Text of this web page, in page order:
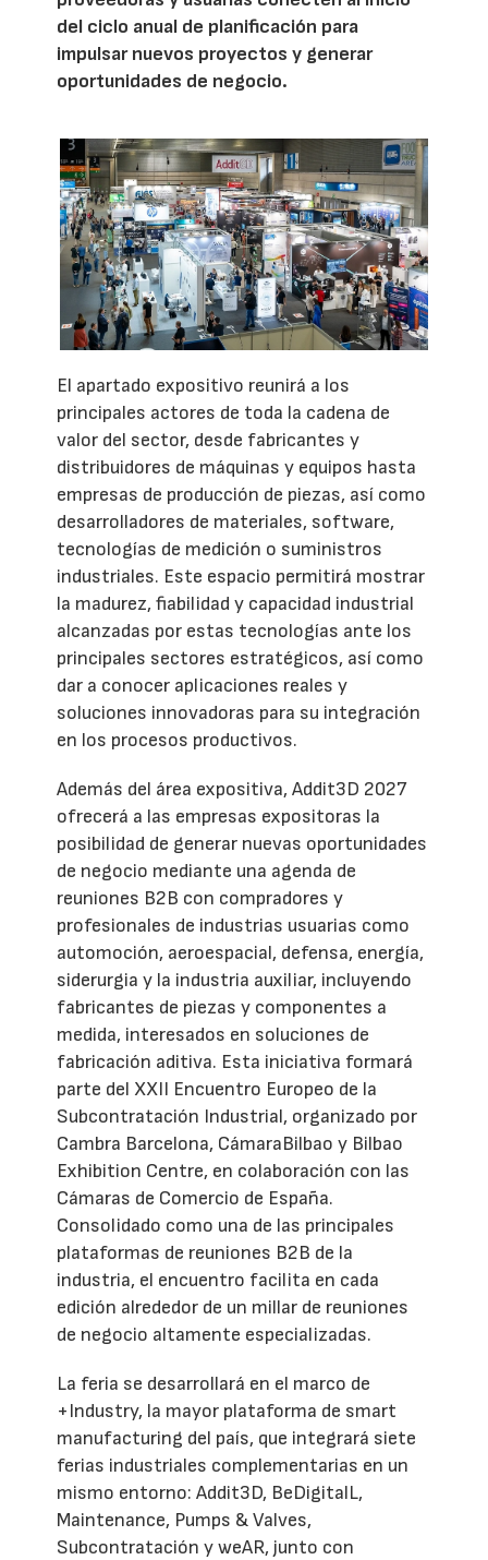
del ciclo anual de planificación para
impulsar nuevos proyectos y generar
oportunidades de negocio.
El apartado expositivo reunirá a los
principales actores de toda la cadena de
valor del sector, desde fabricantes y
distribuidores de máquinas y equipos hasta
empresas de producción de piezas, así como
desarrolladores de materiales, software,
tecnologías de medición o suministros
industriales. Este espacio permitirá mostrar
la madurez, fiabilidad y capacidad industrial
alcanzadas por estas tecnologías ante los
principales sectores estratégicos, así como
dar a conocer aplicaciones reales y
soluciones innovadoras para su integración
en los procesos productivos.
Además del área expositiva, Addit3D 2027
ofrecerá a las empresas expositoras la
posibilidad de generar nuevas oportunidades
de negocio mediante una agenda de
reuniones B2B con compradores y
profesionales de industrias usuarias como
automoción, aeroespacial, defensa, energía,
siderurgia y la industria auxiliar, incluyendo
fabricantes de piezas y componentes a
medida, interesados en soluciones de
fabricación aditiva. Esta iniciativa formará
parte del XXII Encuentro Europeo de la
Subcontratación Industrial, organizado por
Cambra Barcelona, CámaraBilbao y Bilbao
Exhibition Centre, en colaboración con las
Cámaras de Comercio de España.
Consolidado como una de las principales
plataformas de reuniones B2B de la
industria, el encuentro facilita en cada
edición alrededor de un millar de reuniones
de negocio altamente especializadas.
La feria se desarrollará en el marco de
+Industry, la mayor plataforma de smart
manufacturing del país, que integrará siete
ferias industriales complementarias en un
mismo entorno: Addit3D, BeDigitalL,
Maintenance, Pumps & Valves,
Subcontratación y weAR, junto con